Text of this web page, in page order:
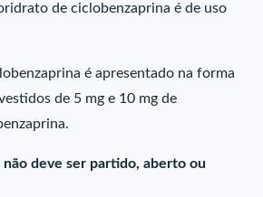
de ciclobenzaprina é de uso
é apresentado na forma
de 5 mg e 10 mg de
não deve ser partido, aberto ou